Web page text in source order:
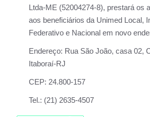
Ltda-ME (52004274-8), prestará os
aos beneficiários da Unimed Local,
Federativo e Nacional em novo
Endereço: Rua São João, casa 02,
Itaboraí-RJ
CEP: 24.800-157
Tel.: (21) 2635-4507